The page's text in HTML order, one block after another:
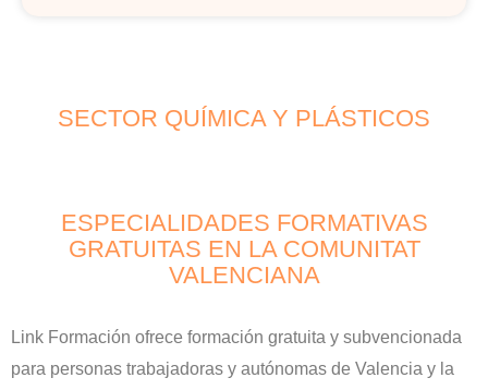
SECTOR QUÍMICA Y PLÁSTICOS
ESPECIALIDADES FORMATIVAS
GRATUITAS EN LA COMUNITAT
VALENCIANA
Link Formación ofrece formación gratuita y subvencionada
para personas trabajadoras y autónomas de Valencia y la